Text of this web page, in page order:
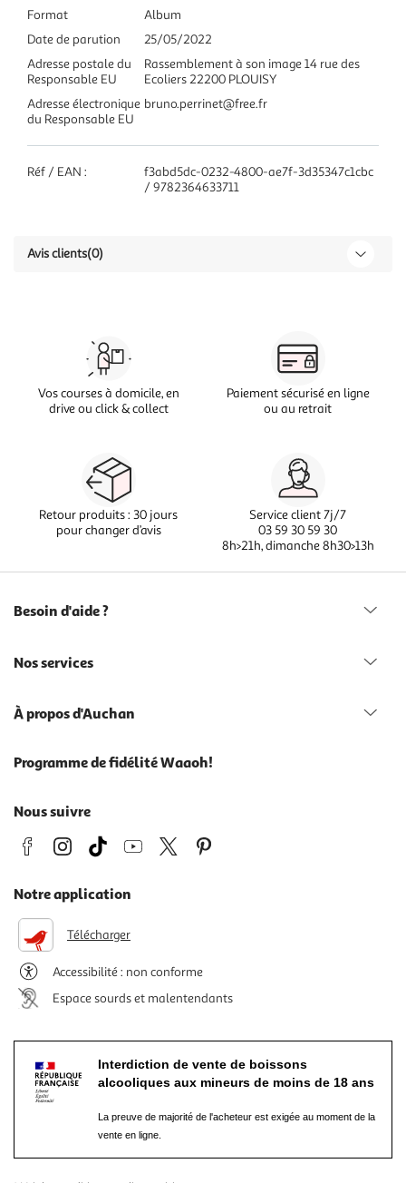
Format
Album
Date de parution
25/05/2022
Adresse postale du
Responsable EU
Rassemblement à son image 14 rue des
Ecoliers 22200 PLOUISY
Adresse électronique
du Responsable EU
bruno.perrinet@free.fr
Réf / EAN :
f3abd5dc-0232-4800-ae7f-3d35347c1cbc
/ 9782364633711
Avis clients(0)
Vos courses à domicile, en
drive ou click & collect
Paiement sécurisé en ligne
ou au retrait
Retour produits : 30 jours
pour changer d’avis
Service client 7j/7
03 59 30 59 30
8h>21h, dimanche 8h30>13h
Besoin d'aide ?
Nos services
À propos d'Auchan
Programme de fidélité Waaoh!
Nous suivre
Notre application
Télécharger
Accessibilité : non conforme
Espace sourds et malentendants
Interdiction de vente de boissons
alcooliques aux mineurs de moins de 18 ans
La preuve de majorité de l'acheteur est exigée au moment de la
vente en ligne.